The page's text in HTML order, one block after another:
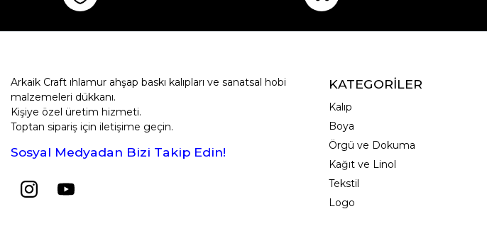
Arkaik Craft ıhlamur ahşap baskı kalıpları ve sanatsal hobi
malzemeleri dükkanı.
Kişiye özel üretim hizmeti.
Toptan sipariş için iletişime geçin.
Sosyal Medyadan Bizi Takip Edin!
KATEGORİLER
Kalıp
Boya
Örgü ve Dokuma
Kağıt ve Linol
Tekstil
Logo